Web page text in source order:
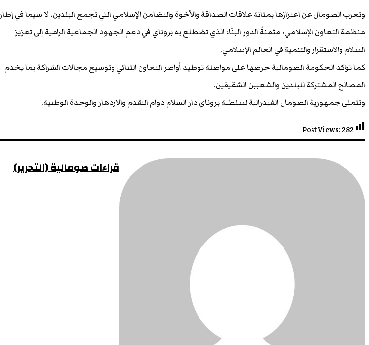
وتعرب الصومال عن اعتزازها بمتانة علاقات الصداقة والأخوة والتضامن الإسلامي التي تجمع البلدين، لا سيما في إطار
منظمة التعاون الإسلامي، مثمنةً الدور البنّاء الذي تضطلع به بروناي في دعم الجهود الجماعية الرامية إلى تعزيز
السلام والاستقرار والتنمية في العالم الإسلامي.
كما تؤكد الحكومة الصومالية حرصها على مواصلة توطيد أواصر التعاون الثنائي وتوسيع مجالات الشراكة بما يخدم
المصالح المشتركة للبلدين والشعبين الشقيقين.
وتتمنى جمهورية الصومال الفيدرالية لسلطنة بروناي دار السلام دوام التقدم والازدهار والوحدة الوطنية.
Post Views:282
قراءات صومالية (التحرير)